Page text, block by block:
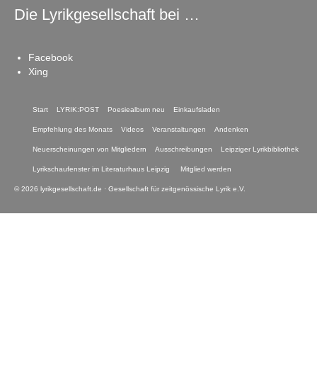
Die Lyrikgesellschaft bei …
Facebook
Xing
Start LYRIK:POST Poesiealbum neu Einkaufsladen
Empfehlung des Monats Videos Veranstaltungen Andenken
Neuerscheinungen von Mitgliedern Ausschreibungen Leipziger Lyrikbibliothek
Lyrikschaufenster im Literaturhaus Leipzig Mitglied werden
© 2026 lyrikgesellschaft.de · Gesellschaft für zeitgenössische Lyrik e.V.